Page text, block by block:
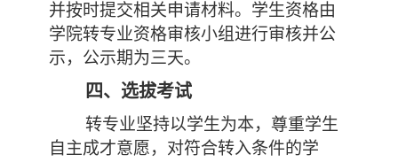
并按时提交相关申请材料。学生资格由
学院转专业资格审核小组进行审核并公
示，公示期为三天。
四、选拔考试
转专业坚持以学生为本，尊重学生
自主成才意愿，对符合转入条件的学